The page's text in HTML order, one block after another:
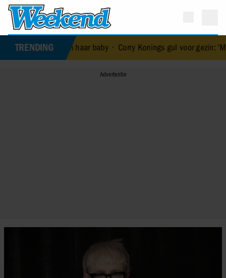
TRENDING
van haar baby Corry Konings gul voor gezin: ‘Meer voor over